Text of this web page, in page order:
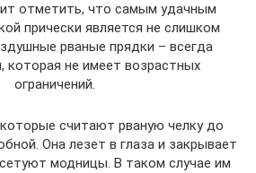
отметить, что самым удачным
прически является не слишком
рваные прядки – всегда
которая не имеет возрастных
ограничений.
считают рваную челку до
Она лезет в глаза и закрывает
модницы. В таком случае им